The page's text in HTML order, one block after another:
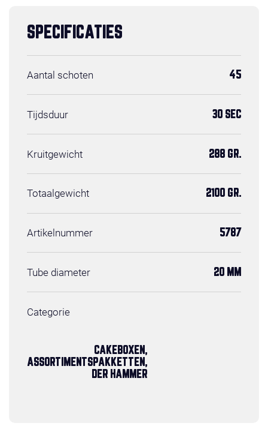
SPECIFICATIES
Aantal schoten 45
Tijdsduur 30 SEC
Kruitgewicht 288 GR.
Totaalgewicht 2100 GR.
Artikelnummer 5787
Tube diameter 20 MM
Categorie
CAKEBOXEN,
ASSORTIMENTSPAKKETTEN,
DER HAMMER